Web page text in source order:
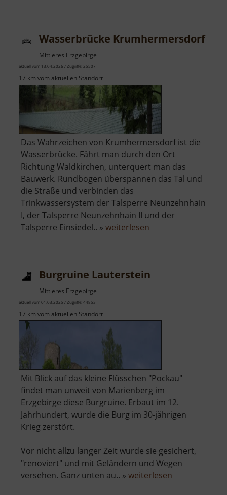
Wasserbrücke Krumhermersdorf
Mittleres Erzgebirge
aktuell vom 13.04.2026 / Zugriffe: 25507
17 km vom aktuellen Standort
Das Wahrzeichen von Krumhermersdorf ist die
Wasserbrücke. Fährt man durch den Ort
Richtung Waldkirchen, unterquert man das
Bauwerk. Rundbogen überspannen das Tal und
die Straße und verbinden das
Trinkwassersystem der Talsperre Neunzehnhain
I, der Talsperre Neunzehnhain II und der
Talsperre Einsiedel.. » weiterlesen
Burgruine Lauterstein
Mittleres Erzgebirge
aktuell vom 01.03.2025 / Zugriffe: 44853
17 km vom aktuellen Standort
Mit Blick auf das kleine Flüsschen "Pockau"
findet man unweit von Marienberg im
Erzgebirge diese Burgruine. Erbaut im 12.
Jahrhundert, wurde die Burg im 30-jährigen
Krieg zerstört.
Vor nicht allzu langer Zeit wurde sie gesichert,
"renoviert" und mit Geländern und Wegen
versehen. Ganz unten au.. » weiterlesen